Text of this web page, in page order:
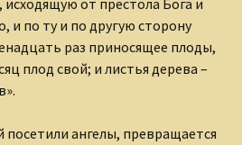
исходящую от престола Бога и
и по ту и по другую сторону
раз приносящее плоды,
плод свой; и листья дерева –
ангелы, превращается